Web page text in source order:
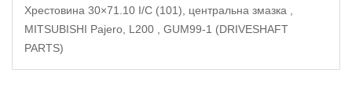
Хрестовина 30×71.10 I/C (101), центральна змазка ,
MITSUBISHI Pajero, L200 , GUM99-1 (DRIVESHAFT
PARTS)